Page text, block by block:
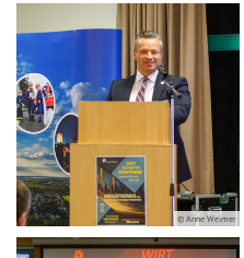
© Anne Weimer